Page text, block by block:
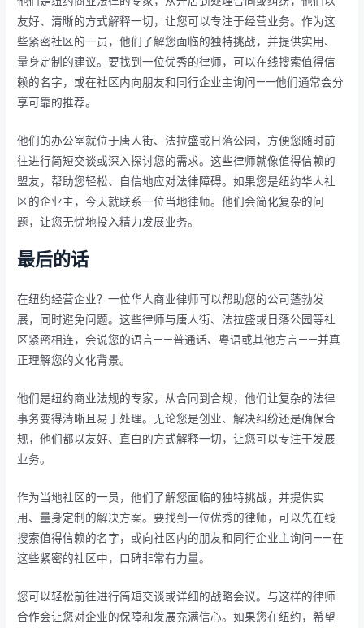
友好、清晰的方式解释一切，让您可以专注于经营业务。作为这
些紧密社区的一员，他们了解您面临的独特挑战，并提供实用、
量身定制的建议。要找到一位优秀的律师，可以在线搜索值得信
赖的名字，或在社区内向朋友和同行企业主询问——他们通常会分
享可靠的推荐。
他们的办公室就位于唐人街、法拉盛或日落公园，方便您随时前
往进行简短交谈或深入探讨您的需求。这些律师就像值得信赖的
盟友，帮助您轻松、自信地应对法律障碍。如果您是纽约华人社
区的企业主，今天就联系一位当地律师。他们会简化复杂的问
题，让您无忧地投入精力发展业务。
最后的话
在纽约经营企业？一位华人商业律师可以帮助您的公司蓬勃发
展，同时避免问题。这些律师与唐人街、法拉盛或日落公园等社
区紧密相连，会说您的语言——普通话、粤语或其他方言——并真
正理解您的文化背景。
他们是纽约商业法规的专家，从合同到合规，他们让复杂的法律
事务变得清晰且易于处理。无论您是创业、解决纠纷还是确保合
规，他们都以友好、直白的方式解释一切，让您可以专注于发展
业务。
作为当地社区的一员，他们了解您面临的独特挑战，并提供实
用、量身定制的解决方案。要找到一位优秀的律师，可以先在线
搜索值得信赖的名字，或向社区内的朋友和同行企业主询问——在
这些紧密的社区中，口碑非常有力量。
您可以轻松前往进行简短交谈或详细的战略会议。与这样的律师
合作会让您对企业的保障和发展充满信心。如果您在纽约，希望